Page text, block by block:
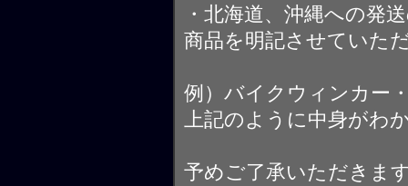
・北海道、沖縄への発
商品を明記させていた
例）バイクウィンカー
上記のように中身がわ
予めご了承いただきま